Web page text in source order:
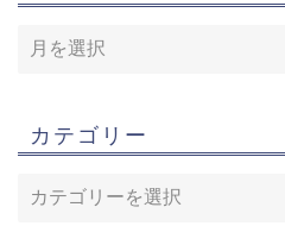
カテゴリー